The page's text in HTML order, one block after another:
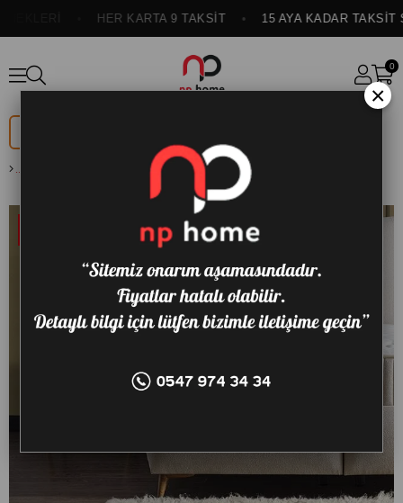
HER KARTA 9 TAKSİT 15 AYA KADAR TAKSİT
0
×